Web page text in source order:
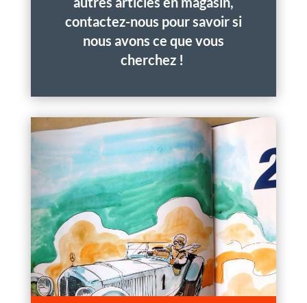
contactez-nous pour savoir si
nous avons ce que vous
cherchez !